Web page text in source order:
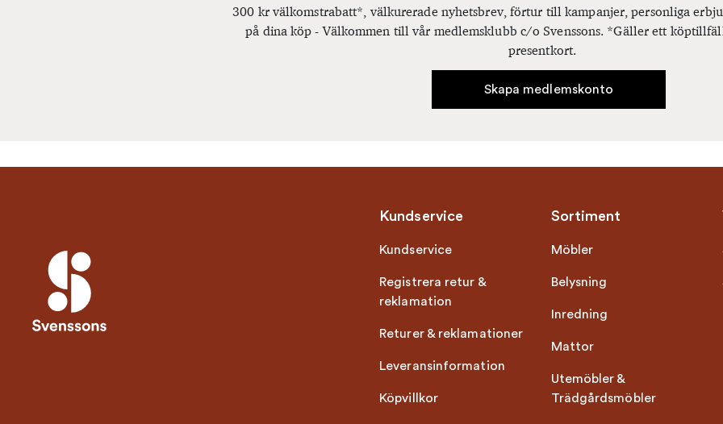
300 kr välkomstrabatt*, välkurerade nyhetsbrev, förtur till kampanjer, personliga
på dina köp - Välkommen till vår medlemsklubb c/o Svenssons. *Gäller ett
presentkort.
Skapa medlemskonto
Kundservice
Kundservice
Registrera retur &
reklamation
Returer & reklamationer
Leveransinformation
Köpvillkor
Sortiment
Möbler
Belysning
Inredning
Mattor
Utemöbler &
Trädgårdsmöbler